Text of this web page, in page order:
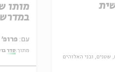
שטנים, ובני האלוהים
מותו
עם: פרופ' אביגדור שנאן
מתוך:סדר